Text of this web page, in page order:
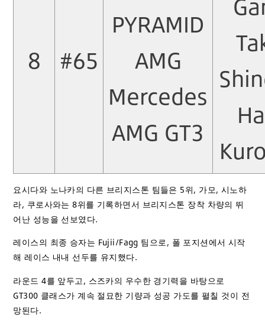
8 #65
PYRAMID
AMG
Mercedes
AMG GT3
요시다와 노나카의 다른 브리지스톤 팀들은 5위, 가모, 시노하
라, 쿠로사와는 8위를 기록하면서 브리지스톤 장착 차량의 뛰
어난 성능을 선보였다.
레이스의 최종 승자는 Fujii/Fagg 팀으로, 폴 포지션에서 시작
해 레이스 내내 선두를 유지했다.
라운드 4를 앞두고, 스즈카의 우수한 경기력을 바탕으로
GT300 클래스가 계속 절묘한 기량과 성공 가도를 펼칠 것이 전
망된다.